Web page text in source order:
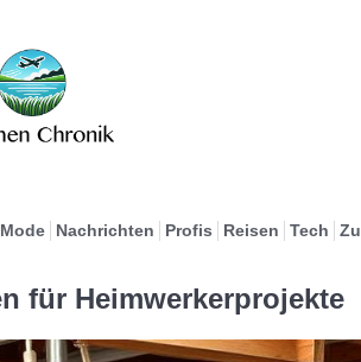
Mode Nachrichten Profis Reisen Tech
für Heimwerkerprojekte